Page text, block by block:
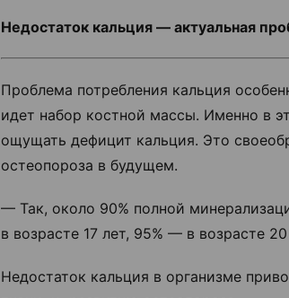
Недостаток кальция — актуальная
Проблема потребления кальция
идет набор костной массы. Именно в
ощущать дефицит кальция. Это
остеопороза в будущем.
— Так, около 90% полной
в возрасте 17 лет, 95% — в возрасте
Недостаток кальция в организме